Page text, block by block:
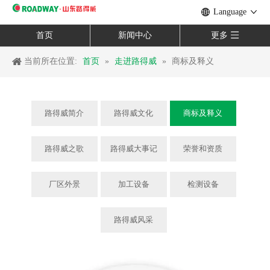
Language
首页 新闻中心 更多
当前所在位置: 首页 » 走进路得威 » 商标及释义
路得威简介 路得威文化 商标及释义
路得威之歌 路得威大事记 荣誉和资质
厂区外景 加工设备 检测设备
路得威风采